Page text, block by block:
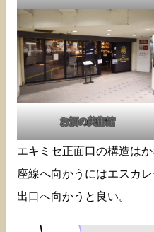
お酒の美術館
エキミセ正面口の構造は
座線へ向かうにはエスカ
出口へ向かうと良い。